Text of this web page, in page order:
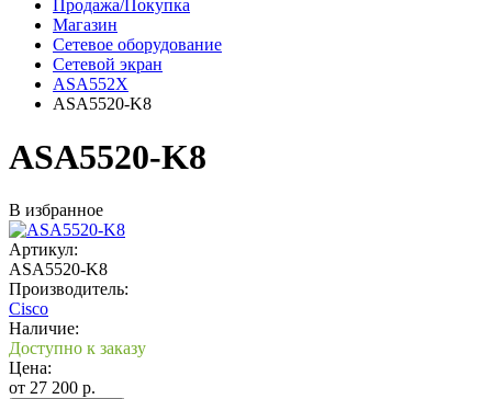
Продажа/Покупка
Магазин
Сетевое оборудование
Сетевой экран
ASA552X
ASA5520-K8
ASA5520-K8
В избранное
Артикул:
ASA5520-K8
Производитель:
Cisco
Наличие:
Доступно к заказу
Цена:
от 27 200 р.